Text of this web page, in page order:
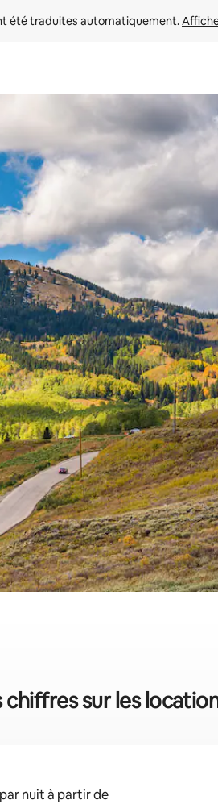
été traduites automatiquement.
le bas pour les parcourir ou en
chiffres sur les
nuit à partir de